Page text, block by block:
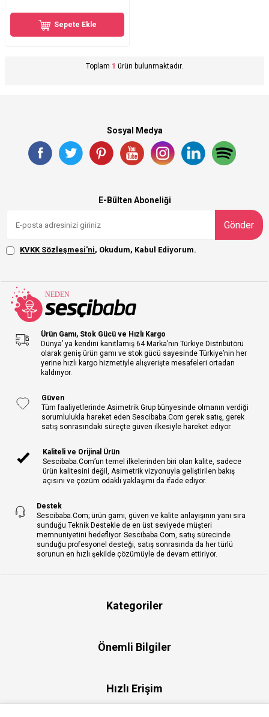
Sepete Ekle
Toplam 1 ürün bulunmaktadır.
Sosyal Medya
E-Bülten Aboneliği
Gönder
KVKK Sözleşmesi'ni, Okudum, Kabul Ediyorum.
Ürün Gamı, Stok Gücü ve Hızlı Kargo
Dünya’ ya kendini kanıtlamış 64 Marka’nın Türkiye Distribütörü
olarak geniş ürün gamı ve stok gücü sayesinde Türkiye’nin her
yerine hızlı kargo hizmetiyle alışverişte mesafeleri ortadan
kaldırıyor.
Güven
Tüm faaliyetlerinde Asimetrik Grup bünyesinde olmanın verdiği
sorumlulukla hareket eden Sescibaba.Com gerek satış, gerek
satış sonrasındaki süreçte güven ilkesiyle hareket ediyor.
Kaliteli ve Orijinal Ürün
Sescibaba.Com’un temel ilkelerinden biri olan kalite, sadece
ürün kalitesini değil, Asimetrik vizyonuyla geliştirilen bakış
açısını ve çözüm odaklı yaklaşımı da ifade ediyor.
Destek
Sescibaba.Com; ürün gamı, güven ve kalite anlayışının yanı sıra
sunduğu Teknik Destekle de en üst seviyede müşteri
memnuniyetini hedefliyor. Sescibaba.Com, satış sürecinde
sunduğu profesyonel desteği, satış sonrasında da her türlü
sorunun en hızlı şekilde çözümüyle de devam ettiriyor.
Kategoriler
Önemli Bilgiler
Hızlı Erişim